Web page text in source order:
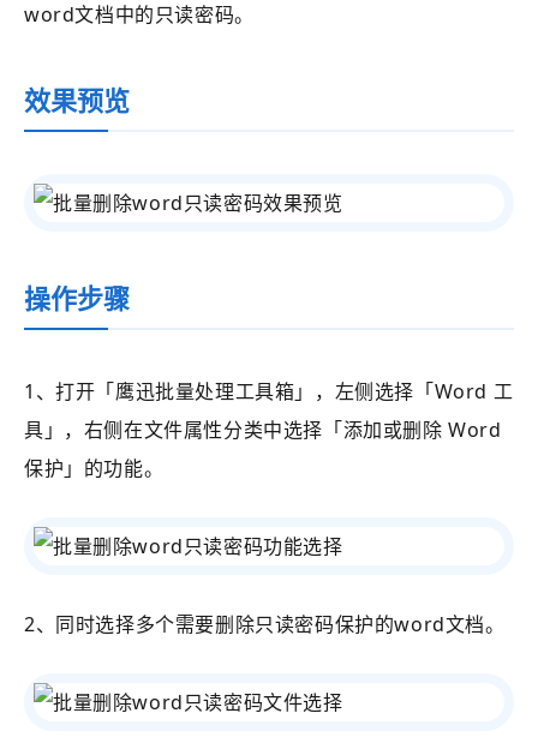
word文档中的只读密码。
效果预览
操作步骤
1、打开 「鹰迅批量处理工具箱」 ，左侧选择 「Word 工
具」 ，右侧在文件属性分类中选择 「添加或删除 Word
保护 」的功能。
2、同时选择多个需要删除只读密码保护的word文档。